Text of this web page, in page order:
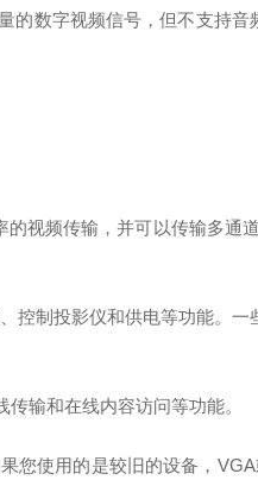
数字视频信号，但不支持音
视频传输，并可以传输多通
制投影仪和供电等功能。一
输和在线内容访问等功能。
使用的是较旧的设备，